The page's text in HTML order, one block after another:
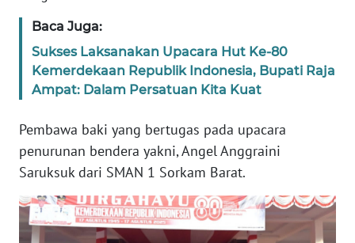
Baca Juga:
Sukses Laksanakan Upacara Hut Ke-80
Kemerdekaan Republik Indonesia, Bupati Raja
Ampat: Dalam Persatuan Kita Kuat
Pembawa baki yang bertugas pada upacara
penurunan bendera yakni, Angel Anggraini
Saruksuk dari SMAN 1 Sorkam Barat.
WN
WN
SULBAR
BABEL
WN
SUMBAR